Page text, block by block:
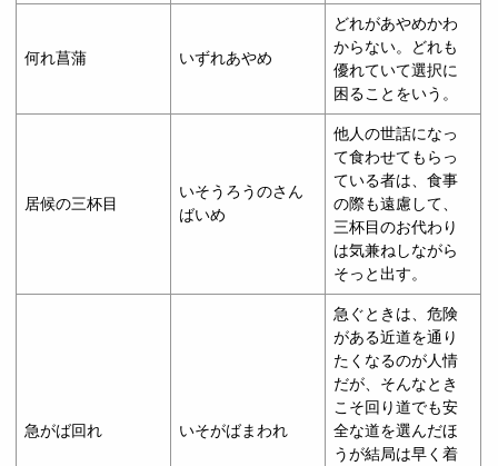
何れ菖蒲 いずれあやめ
どれがあやめかわ
からない。どれも
優れていて選択に
困ることをいう。
居候の三杯目
いそうろうのさん
ばいめ
他人の世話になっ
て食わせてもらっ
ている者は、食事
の際も遠慮して、
三杯目のお代わり
は気兼ねしながら
そっと出す。
急がば回れ いそがばまわれ
急ぐときは、危険
がある近道を通り
たくなるのが人情
だが、そんなとき
こそ回り道でも安
全な道を選んだほ
うが結局は早く着